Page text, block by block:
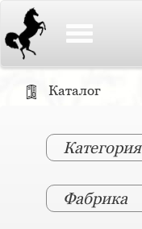
Каталог
Категория
Фабрика